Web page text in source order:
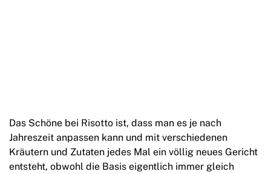
Das Schöne bei Risotto ist, dass man es je nach
Jahreszeit anpassen kann und mit verschiedenen
Kräutern und Zutaten jedes Mal ein völlig neues Gericht
entsteht, obwohl die Basis eigentlich immer gleich